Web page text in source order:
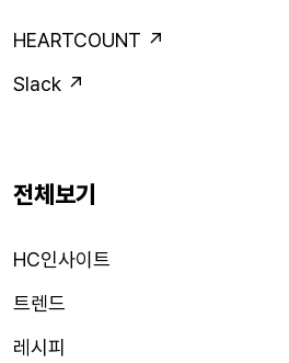
HEARTCOUNT ↗
Slack ↗
전체보기
HC인사이트
트렌드
레시피